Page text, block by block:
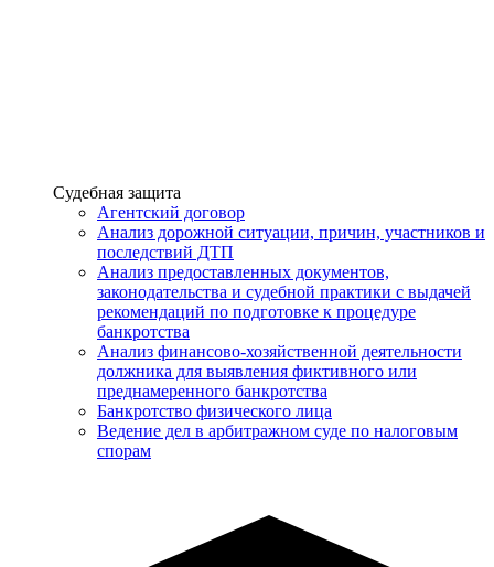
Услуги
Судебная защита
Агентский договор
Анализ дорожной ситуации, причин, участников и
последствий ДТП
Анализ предоставленных документов,
законодательства и судебной практики с выдачей
рекомендаций по подготовке к процедуре
банкротства
Анализ финансово-хозяйственной деятельности
должника для выявления фиктивного или
преднамеренного банкротства
Банкротство физического лица
Ведение дел в арбитражном суде по налоговым
спорам